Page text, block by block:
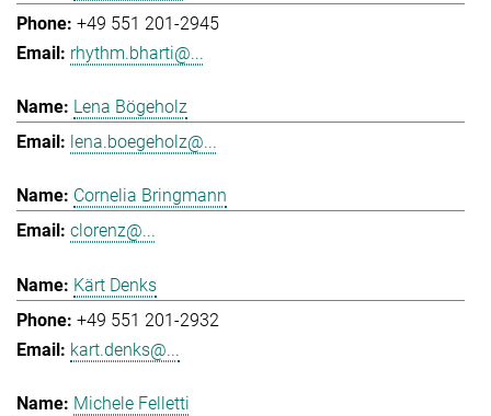
+49 551 201-2945
rhythm.bharti@...
Lena Bögeholz
lena.boegeholz@...
Cornelia Bringmann
clorenz@...
Kärt Denks
+49 551 201-2932
kart.denks@...
Michele Felletti